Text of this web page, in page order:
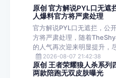
原创 官方解说PYL口无遮
人爆料官方将严肃处理
官方解说PYL口无遮拦，公
方将严肃处理，随着
的人气再次迎来明显提升，
2026-08-07 21:42:38
原创 王者荣耀狼人杀系列
两款陪跑无双皮肤曝光